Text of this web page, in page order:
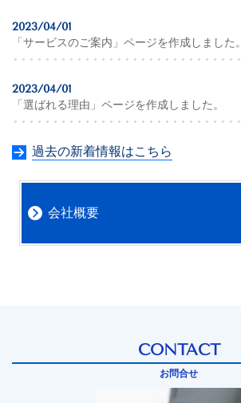
2023/04/01
「サービスのご案内」ページを作成しました。
2023/04/01
「選ばれる理由」ページを作成しました。
過去の新着情報はこちら
会社概要
CONTACT
お問合せ